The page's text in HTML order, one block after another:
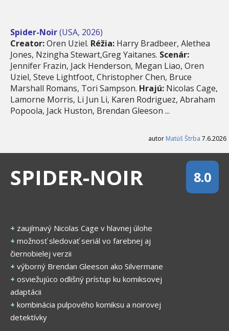
Spider-Noir(USA, 2026)
Creator:Oren Uziel. Réžia: Harry Bradbeer, Alethea
Jones, Nzingha Stewart,Greg Yaitanes. Scenár:
Jennifer Frazin, Jack Henderson, Megan Liao, Oren
Uziel, Steve Lightfoot, Christopher Chen, Bruce
Marshall Romans, Tori Sampson. Hrajú: Nicolas Cage,
Lamorne Morris, Li Jun Li, Karen Rodriguez, Abraham
Popoola, Jack Huston, Brendan Gleeson ...
autor Matúš Štrba 7.6.2026
8.0
SPIDER-NOIR
+ zaujímavý Nicolas Cage v hlavnej úlohe
+ možnosť sledovať seriál vo farebnej aj
čiernobielej verzii
+ výborný Brendan Gleeson ako Silvermane
+ osviežujúco odlišný prístup ku komiksovej
adaptácii
+ kombinácia pulpového komiksu a noirovej
detektívky